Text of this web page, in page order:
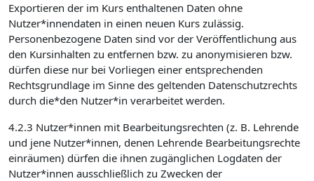
Exportieren der im Kurs enthaltenen Daten ohne
Nutzer*innendaten in einen neuen Kurs zulässig.
Personenbezogene Daten sind vor der Veröffentlichung aus
den Kursinhalten zu entfernen bzw. zu anonymisieren bzw.
dürfen diese nur bei Vorliegen einer entsprechenden
Rechtsgrundlage im Sinne des geltenden Datenschutzrechts
durch die*den Nutzer*in verarbeitet werden.
4.2.3 Nutzer*innen mit Bearbeitungsrechten (z. B. Lehrende
und jene Nutzer*innen, denen Lehrende Bearbeitungsrechte
einräumen) dürfen die ihnen zugänglichen Logdaten der
Nutzer*innen ausschließlich zu Zwecken der